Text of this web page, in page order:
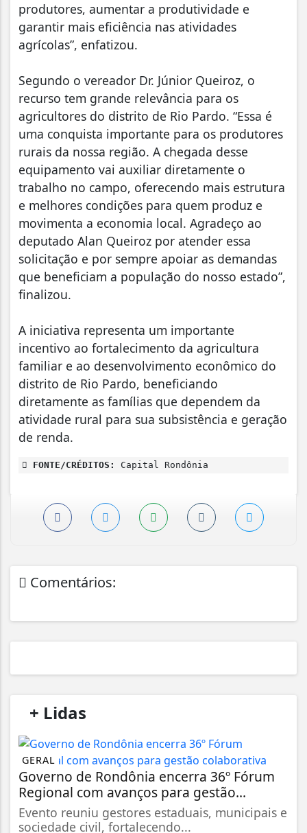
produtores, aumentar a produtividade e
garantir mais eficiência nas atividades
agrícolas”, enfatizou.
Segundo o vereador Dr. Júnior Queiroz, o
recurso tem grande relevância para os
agricultores do distrito de Rio Pardo. “Essa é
uma conquista importante para os produtores
rurais da nossa região. A chegada desse
equipamento vai auxiliar diretamente o
trabalho no campo, oferecendo mais estrutura
e melhores condições para quem produz e
movimenta a economia local. Agradeço ao
deputado Alan Queiroz por atender essa
solicitação e por sempre apoiar as demandas
que beneficiam a população do nosso estado”,
finalizou.
A iniciativa representa um importante
incentivo ao fortalecimento da agricultura
familiar e ao desenvolvimento econômico do
distrito de Rio Pardo, beneficiando
diretamente as famílias que dependem da
atividade rural para sua subsistência e geração
de renda.
FONTE/CRÉDITOS: Capital Rondônia
Comentários:
+ Lidas
GERAL
Governo de Rondônia encerra 36º Fórum
Regional com avanços para gestão...
Evento reuniu gestores estaduais, municipais e
sociedade civil, fortalecendo...